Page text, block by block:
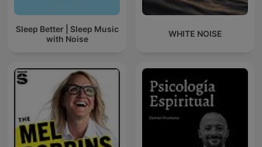
Sleep Better | Sleep Music
with Noise
WHITE NOISE